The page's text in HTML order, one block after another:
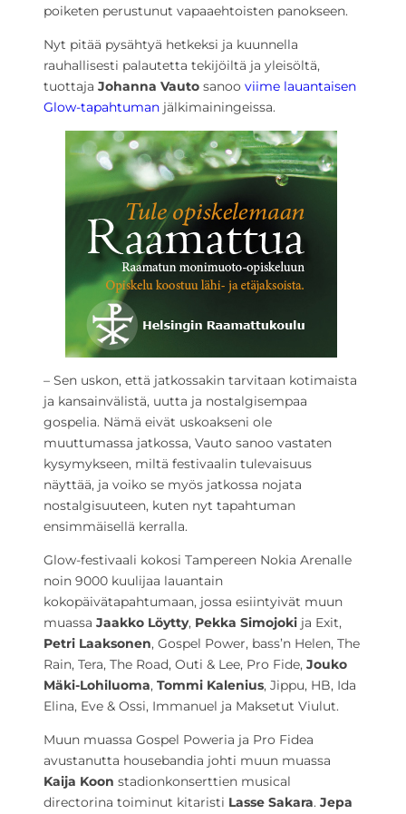
poiketen perustunut vapaaehtoisten panokseen.
Nyt pitää pysähtyä hetkeksi ja kuunnella
rauhallisesti palautetta tekijöiltä ja yleisöltä,
tuottaja Johanna Vauto sanoo viime lauantaisen
Glow-tapahtuman jälkimainingeissa.
– Sen uskon, että jatkossakin tarvitaan kotimaista
ja kansainvälistä, uutta ja nostalgisempaa
gospelia. Nämä eivät uskoakseni ole
muuttumassa jatkossa, Vauto sanoo vastaten
kysymykseen, miltä festivaalin tulevaisuus
näyttää, ja voiko se myös jatkossa nojata
nostalgisuuteen, kuten nyt tapahtuman
ensimmäisellä kerralla.
Glow-festivaali kokosi Tampereen Nokia Arenalle
noin 9000 kuulijaa lauantain
kokopäivätapahtumaan, jossa esiintyivät muun
muassa Jaakko Löytty, Pekka Simojoki ja Exit,
Petri Laaksonen, Gospel Power, bass’n Helen, The
Rain, Tera, The Road, Outi & Lee, Pro Fide, Jouko
Mäki-Lohiluoma, Tommi Kalenius, Jippu, HB, Ida
Elina, Eve & Ossi, Immanuel ja Maksetut Viulut.
Muun muassa Gospel Poweria ja Pro Fidea
avustanutta housebandia johti muun muassa
Kaija Koon stadionkonserttien musical
directorina toiminut kitaristi Lasse Sakara. Jepa